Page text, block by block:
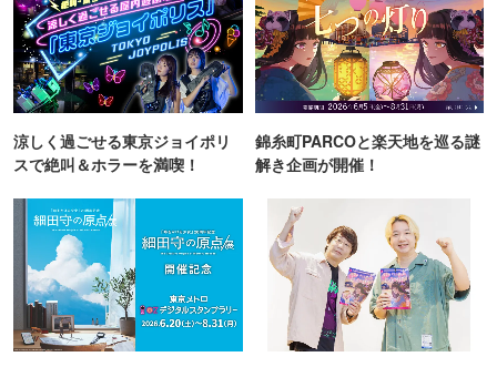
涼しく過ごせる東京ジョイポリ
スで絶叫＆ホラーを満喫！
錦糸町PARCOと楽天地を巡る謎
解き企画が開催！